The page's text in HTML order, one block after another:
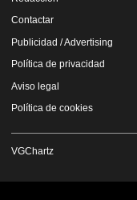
Contactar
Publicidad / Advertising
Política de privacidad
Aviso legal
Política de cookies
VGChartz